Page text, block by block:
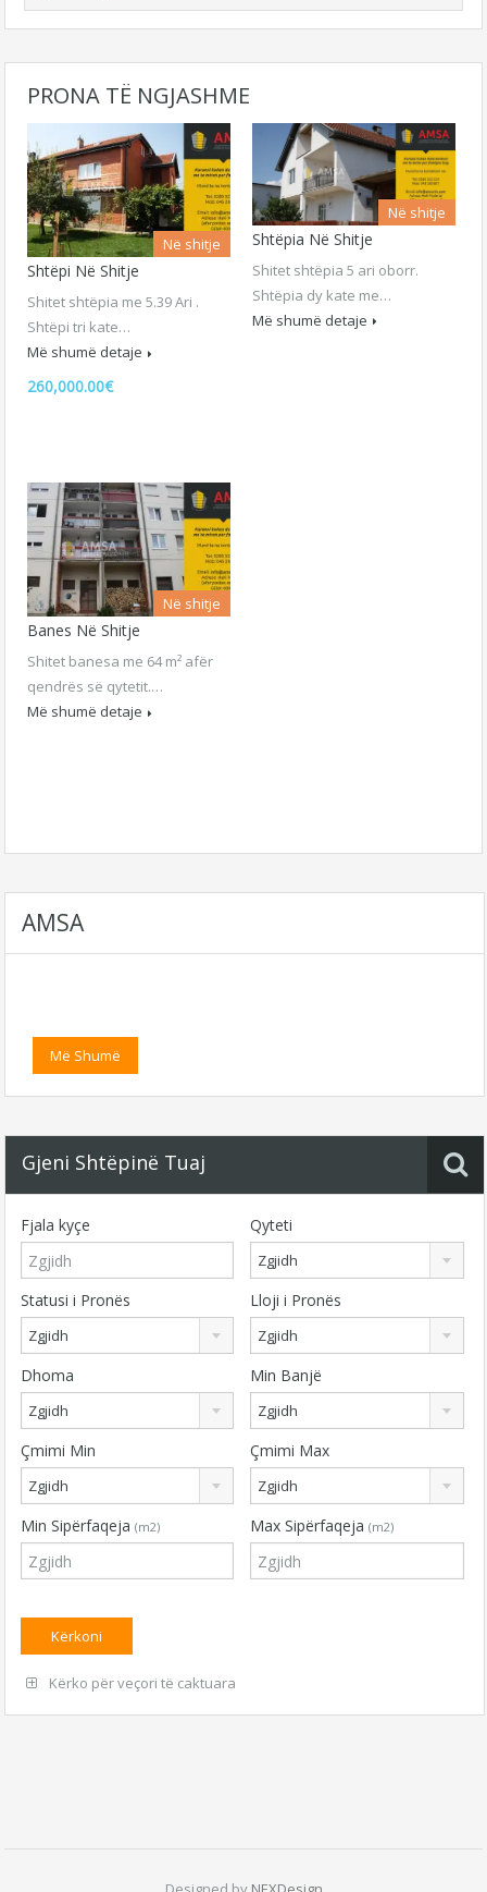
PRONA TË NGJASHME
Në shitje
Shtëpi Në Shitje
Shitet shtëpia me 5.39 Ari .
Shtëpi tri kate…
Më shumë detaje
260,000.00€
Në shitje
Shtëpia Në Shitje
Shitet shtëpia 5 ari oborr.
Shtëpia dy kate me…
Më shumë detaje
Në shitje
Banes Në Shitje
Shitet banesa me 64 m² afër
qendrës së qytetit.…
Më shumë detaje
AMSA
Më Shumë
Gjeni Shtëpinë Tuaj
Fjala kyçe Qyteti
Zgjidh
Statusi i Pronës
Zgjidh
Lloji i Pronës
Zgjidh
Dhoma
Zgjidh
Min Banjë
Zgjidh
Çmimi Min
Zgjidh
Çmimi Max
Zgjidh
Min Sipërfaqeja (m2) Max Sipërfaqeja(m2)
Kërko për veçori të caktuara